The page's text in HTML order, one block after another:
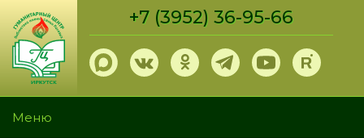
Перейти
основному
содержанию
+7 (3952) 36-95-66
Меню